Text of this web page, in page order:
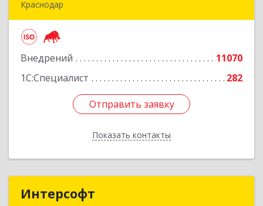
Краснодар
Внедрений
11070
1С:Специалист
282
Отправить заявку
Показать контакты
Подробнее
Отправить заявку
Назад
Интерсофт